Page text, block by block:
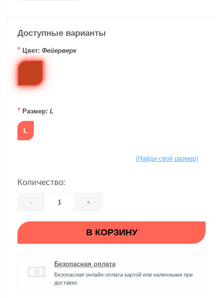
Доступные варианты
* Цвет: Фейерверк
* Размер: L
L
(Найди свой размер)
Количество:
- +
В КОРЗИНУ
Безопасная оплата
Безопасная онлайн-оплата картой или наличными при
доставке